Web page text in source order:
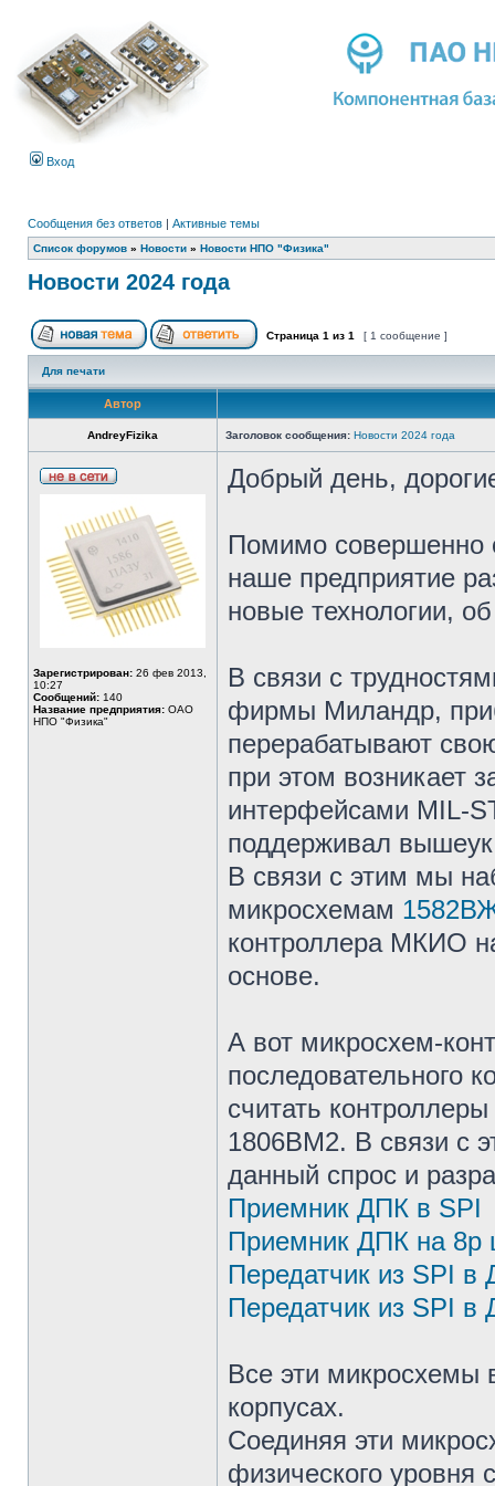
Вход
Сообщения без ответов | Активные темы
Список форумов » Новости » Новости НПО "Физика"
Новости 2024 года
Страница 1 из 1 [ 1 сообщение ]
Для печати
Автор
AndreyFizika Заголовок сообщения: Новости 2024 года
Зарегистрирован: 26 фев 2013,
10:27
Сообщений: 140
Название предприятия: ОАО
НПО "Физика"
Добрый день,
Помимо совершенно
наше предприятие
новые технологии,
В связи с
фирмы Миландр,
перерабатывают
при этом возникает
интерфейсами MIL-
поддерживал
В связи с этим мы
микросхемам
контроллера МКИО
основе.
А вот микросхем-
последовательного
считать
1806ВМ2. В связи с
данный спрос и
Приемник ДПК в SPI
Приемник ДПК на 8р
Передатчик из SPI в
Передатчик из SPI в
Все эти микросхемы
корпусах.
Соединяя эти
физического уровня